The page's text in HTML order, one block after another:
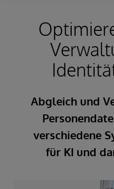
Abgleich und
verschiedene
für KI und